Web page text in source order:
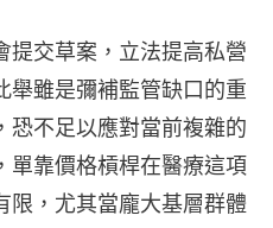
提交草案，立法提高私營
舉雖是彌補監管缺口的重
恐不足以應對當前複雜的
單靠價格槓桿在醫療這項
限，尤其當龐大基層群體